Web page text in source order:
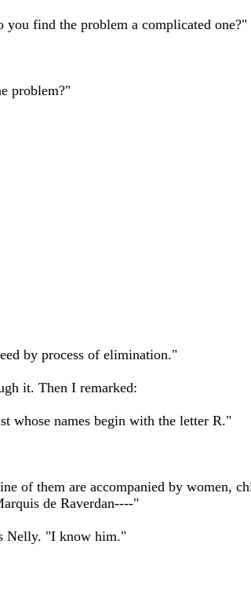
find the problem a complicated one?"
problem?"
by process of elimination."
it. Then I remarked:
whose names begin with the letter R."
of them are accompanied by women,
de Raverdan----"
Nelly. "I know him."